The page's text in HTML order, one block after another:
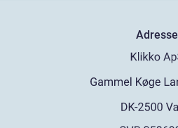
Adresse